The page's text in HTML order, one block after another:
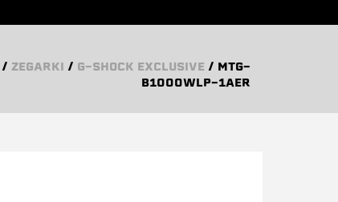
/ ZEGARKI / G-SHOCK EXCLUSIVE / MTG-
B1000WLP-1AER